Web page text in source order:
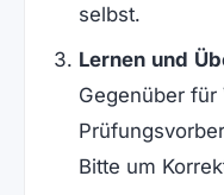
selbst.
Lernen und
Gegenüber für
Bitte um